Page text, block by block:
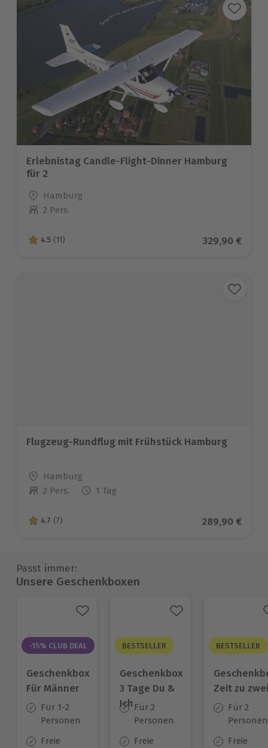
Erlebnistag Candle-Flight-Dinner Hamburg
für 2
Standort
Hamburg
Anzahl der Teilnehmer
2 Pers.
4.5 von 5 Sternen basierend auf 11 Bewertungen
4.5 (11) Aktueller
329,90 €
Flugzeug-Rundflug mit Frühstück Hamburg
Standort
Hamburg
Anzahl der Teilnehmer
2 Pers. 1 Tag
4.7 von 5 Sternen basierend auf 7 Bewertungen
4.7 (7) Aktueller
289,90 €
Passt immer:
Unsere Geschenkboxen
-15% CLUB DEAL
Geschenkbox
Für Männer
Für 1-2
Personen
Freie
BESTSELLER
Geschenkbox
3 Tage Du &
Ich Für 2
Personen
Freie
BESTSELLER
Zeit zu
Für 2
Personen
Freie